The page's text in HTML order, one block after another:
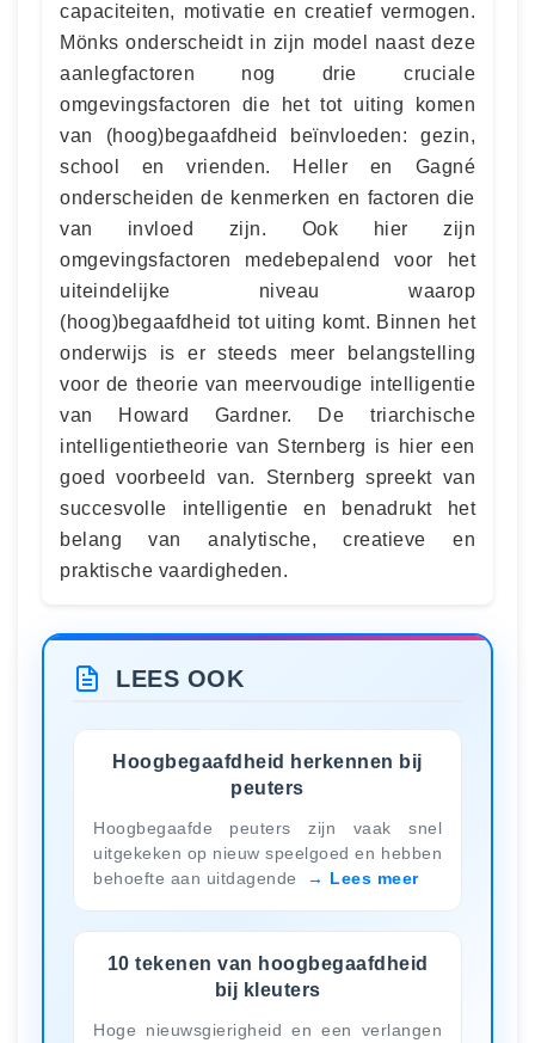
capaciteiten, motivatie en creatief vermogen.
Mönks onderscheidt in zijn model naast deze
aanlegfactoren nog drie cruciale
omgevingsfactoren die het tot uiting komen
van (hoog)begaafdheid beïnvloeden: gezin,
school en vrienden. Heller en Gagné
onderscheiden de kenmerken en factoren die
van invloed zijn. Ook hier zijn
omgevingsfactoren medebepalend voor het
uiteindelijke niveau waarop
(hoog)begaafdheid tot uiting komt. Binnen het
onderwijs is er steeds meer belangstelling
voor de theorie van meervoudige intelligentie
van Howard Gardner. De triarchische
intelligentietheorie van Sternberg is hier een
goed voorbeeld van. Sternberg spreekt van
succesvolle intelligentie en benadrukt het
belang van analytische, creatieve en
praktische vaardigheden.
LEES OOK
Hoogbegaafdheid herkennen bij
peuters
Hoogbegaafde peuters zijn vaak snel
uitgekeken op nieuw speelgoed en hebben
behoefte aan uitdagende
Lees meer
10 tekenen van hoogbegaafdheid
bij kleuters
Hoge nieuwsgierigheid en een verlangen